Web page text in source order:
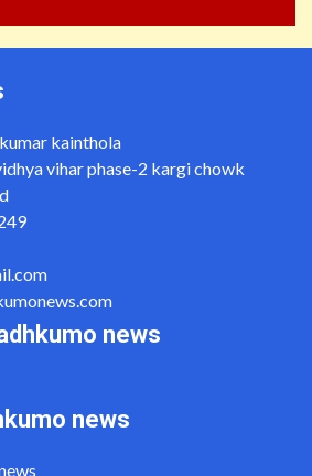
kainthola
vihar phase-2 kargi chowk
news
news